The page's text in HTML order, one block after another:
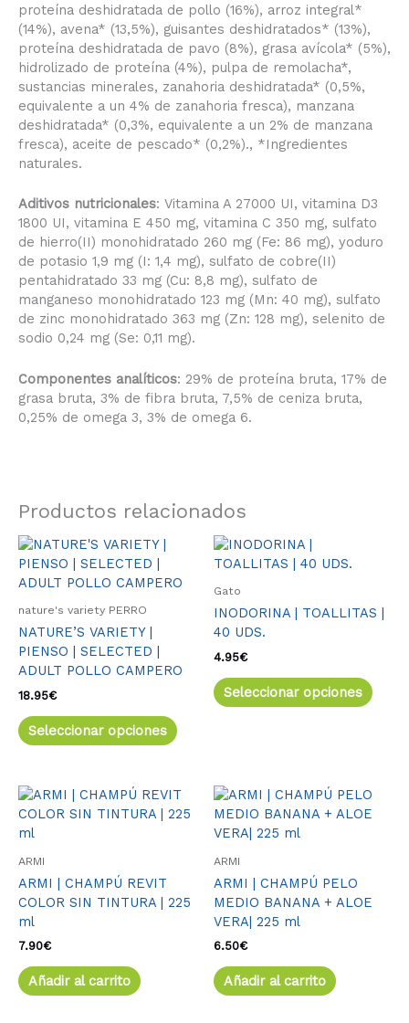
proteína deshidratada de pollo (16%), arroz integral*
(14%), avena* (13,5%), guisantes deshidratados* (13%),
proteína deshidratada de pavo (8%), grasa avícola* (5%),
hidrolizado de proteína (4%), pulpa de remolacha*,
sustancias minerales, zanahoria deshidratada* (0,5%,
equivalente a un 4% de zanahoria fresca), manzana
deshidratada* (0,3%, equivalente a un 2% de manzana
fresca), aceite de pescado* (0,2%)., *Ingredientes
naturales.
Aditivos nutricionales: Vitamina A 27000 UI, vitamina D3
1800 UI, vitamina E 450 mg, vitamina C 350 mg, sulfato
de hierro(II) monohidratado 260 mg (Fe: 86 mg), yoduro
de potasio 1,9 mg (I: 1,4 mg), sulfato de cobre(II)
pentahidratado 33 mg (Cu: 8,8 mg), sulfato de
manganeso monohidratado 123 mg (Mn: 40 mg), sulfato
de zinc monohidratado 363 mg (Zn: 128 mg), selenito de
sodio 0,24 mg (Se: 0,11 mg).
Componentes analíticos: 29% de proteína bruta, 17% de
grasa bruta, 3% de fibra bruta, 7,5% de ceniza bruta,
0,25% de omega 3, 3% de omega 6.
Productos relacionados
nature's variety PERRO
NATURE’S VARIETY |
PIENSO | SELECTED |
ADULT POLLO CAMPERO
18.95€
Seleccionar opciones
producto
tiene
variantes.
opciones
se
pueden
en
de
producto
Gato
INODORINA | TOALLITAS |
40 UDS.
4.95€
Seleccionar opciones
de
ARMI
ARMI | CHAMPÚ REVIT
COLOR SIN TINTURA | 225
ml
7.90€
Añadir al carrito
ARMI
ARMI | CHAMPÚ PELO
MEDIO BANANA + ALOE
VERA| 225 ml
6.50€
Añadir al carrito